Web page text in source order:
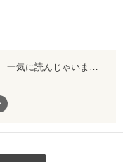
本当にドキドキして素敵な作品でした。 一気に読んじゃいました。 また続編を是非書いて下さい！！